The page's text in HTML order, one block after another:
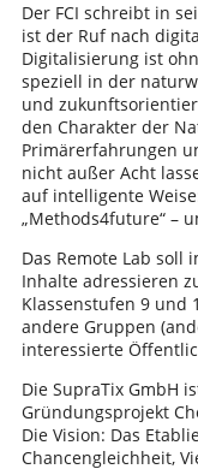
Der FCI schreibt in
ist der Ruf nach
Digitalisierung ist
speziell in der
und
den Charakter der
Primärerfahrungen
nicht außer Acht
auf intelligente
„Methods4future“ –
Das Remote Lab soll
Inhalte adressieren
Klassenstufen 9 und
andere Gruppen
interessierte
Die SupraTix GmbH
Gründungsprojekt
Die Vision: Das
Chancengleichheit,